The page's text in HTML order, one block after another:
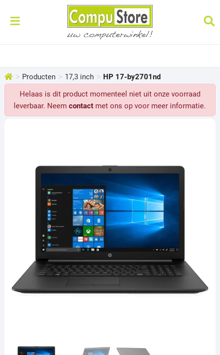
> Producten > 17,3 inch > HP 17-by2701nd
Helaas is dit product momenteel niet uit onze voorraad
leverbaar. Neemcontact met ons op voor meer informatie.